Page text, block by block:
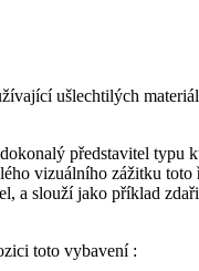
ušlechtilých
představitel typu
vizuálního zážitku toto
a slouží jako příklad
toto vybavení :